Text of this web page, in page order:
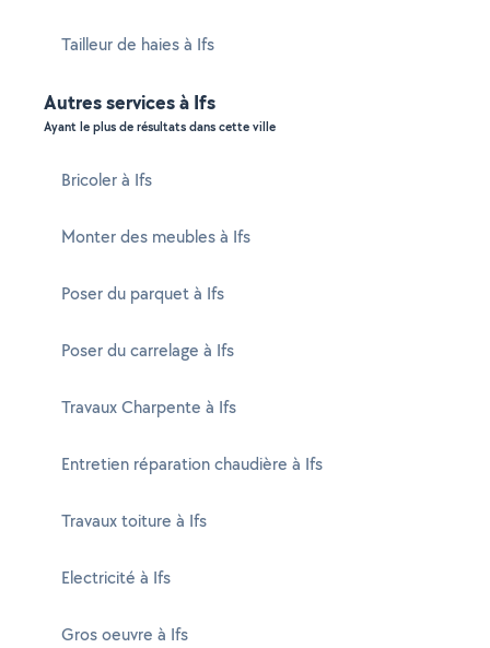
Tailleur de haies à Ifs
Autres services à Ifs
Ayant le plus de résultats dans cette ville
Bricoler à Ifs
Monter des meubles à Ifs
Poser du parquet à Ifs
Poser du carrelage à Ifs
Travaux Charpente à Ifs
Entretien réparation chaudière à Ifs
Travaux toiture à Ifs
Electricité à Ifs
Gros oeuvre à Ifs